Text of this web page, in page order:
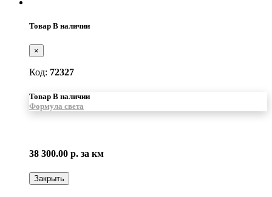
Товар В наличии
×
Код: 72327
Товар В наличии
Формула света
38 300.00 р. за км
Закрыть